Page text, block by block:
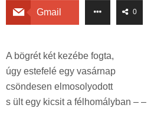
Gmail 0
A bögrét két kezébe fogta,
úgy estefelé egy vasárnap
csöndesen elmosolyodott
s ült egy kicsit a félhomályban – –